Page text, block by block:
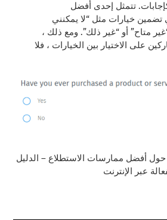
تتمثل إحدى أفضل
خيارات مثل “لا يمكنني
متاح” أو “غير ذلك”. ومع ذلك ،
على الاختيار بين الخيارات ، فلا
حول أفضل ممارسات الاستطلاع – الدليل
عبر الإنترنت